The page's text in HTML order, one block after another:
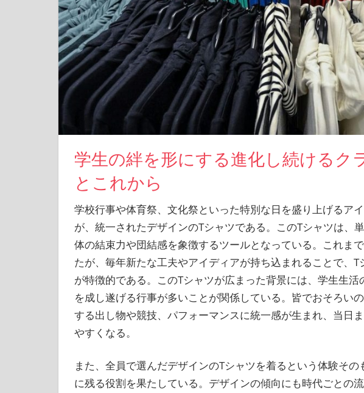
学生の絆を形にする進化し続けるク
とこれから
学校行事や体育祭、文化祭といった特別な日を盛り上げるア
が、統一されたデザインのTシャツである。 このTシャツは、
体の結束力や団結感を象徴するツールとなっている。これま
たが、毎年新たな工夫やアイディアが持ち込まれることで、
が特徴的である。このTシャツが広まった背景には、学生生
を成し遂げる行事が多いことが関係している。皆でおそろい
する出し物や競技、パフォーマンスに統一感が生まれ、当日
やすくなる。
また、全員で選んだデザインのTシャツを着るという体験そ
に残る役割を果たしている。デザインの傾向にも時代ごとの